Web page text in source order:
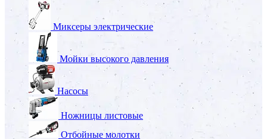
Миксеры электрические
Мойки высокого давления
Насосы
Ножницы листовые
Отбойные молотки